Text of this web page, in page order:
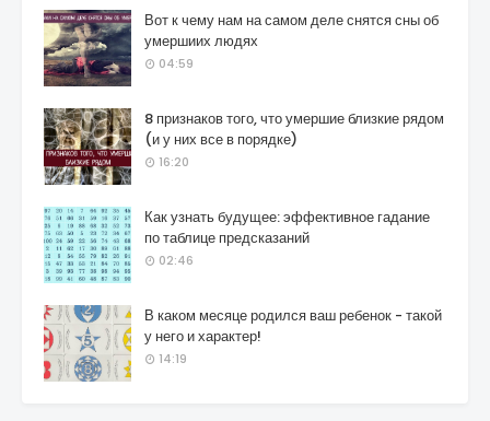
Вот к чему нам на самом деле снятся сны об
умершиих людях
04:59
8 признаков того, что умершие близкие рядом
(и у них все в порядке)
16:20
Как узнать будущее: эффективное гадание
по таблице предсказаний
02:46
В каком месяце родился ваш ребенок - такой
у него и характер!
14:19